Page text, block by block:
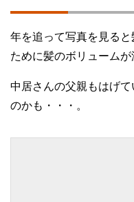
年を追って写真を見る
ために髪のボリュームが
中居さんの父親もはげ
のかも・・・。